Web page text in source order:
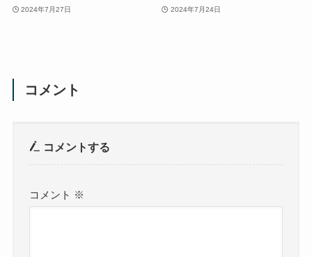
2024年7月27日 2024年7月24日
コメント
コメントする
コメント ※